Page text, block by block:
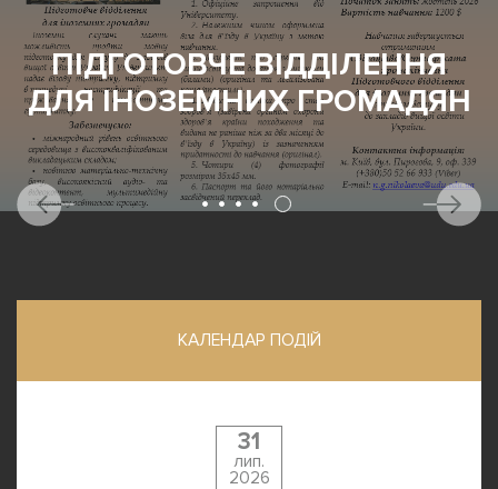
МИ ЄДИНІ І СИЛЬНІ! МИ
ПЕРЕМОЖЕМО!
КАЛЕНДАР ПОДІЙ
31
лип.
2026